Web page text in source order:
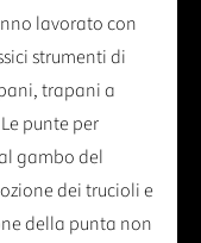
lavorato con
strumenti di
trapani a
punte per
gambo del
dei trucioli e
della punta non